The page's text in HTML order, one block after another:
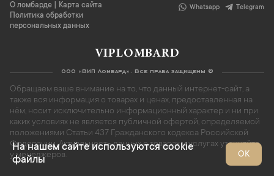
О ломбарде
Карта сайта
Политика обработки
персональных данных
Whatsapp Telegram
VIPLOMBARD
ООО «ВИП Ломбард». Все права защищены ©
Обращаем ваше внимание на то, что данный интернет-сайт, а
также вся информация о товарах и ценах, предоставленная на
нём, носит исключительно информационный характер и ни при
каких условиях не является публичной офертой, определяемой
положениями Статьи 437 Гражданского кодекса Российской
Федерации. Актуальность данных о товарах и услугах уточняйте
у менеджеров.
На нашем сайте используются cookie
файлы
ОК